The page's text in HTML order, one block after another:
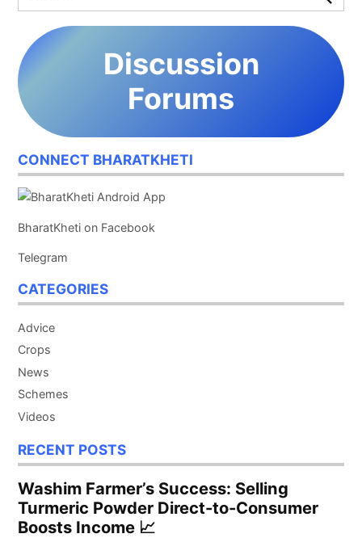
for:
Search
Discussion
Forums
CONNECT BHARATKHETI
BharatKheti on Facebook
Telegram
CATEGORIES
Advice
Crops
News
Schemes
Videos
RECENT POSTS
Washim Farmer’s Success: Selling
Turmeric Powder Direct-to-Consumer
Boosts Income 📈